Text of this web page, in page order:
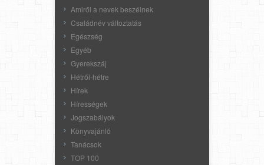
Amiről a nevek beszélnek
Családnév változtatás
Egészség
Egyéb
Gyerekszáj
Hétről-hétre
Hírek
Hírességek
Jogszabályok
Könyvajánló
Tanácsok
TOP 100